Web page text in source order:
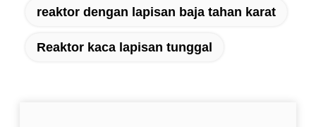
reaktor dengan lapisan baja tahan karat
Reaktor kaca lapisan tunggal